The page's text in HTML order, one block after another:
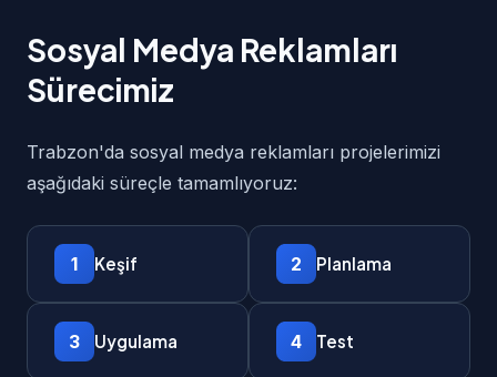
Sosyal Medya Reklamları
Sürecimiz
Trabzon'da sosyal medya reklamları projelerimizi
aşağıdaki süreçle tamamlıyoruz:
1 Keşif 2 Planlama
3 Uygulama 4 Test